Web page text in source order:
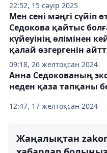
22:52, 15 сәуір 2025
09:18, 26 желтоқсан 2024
Мен сені мәңгі сүйіп
Седокова қайтыс
күйеуінің өлімінен
қалай өзгергенін
12:47, 17 желтоқсан 2024
Анна Седокованың
неден қаза тапқаны
Жаңалықтан